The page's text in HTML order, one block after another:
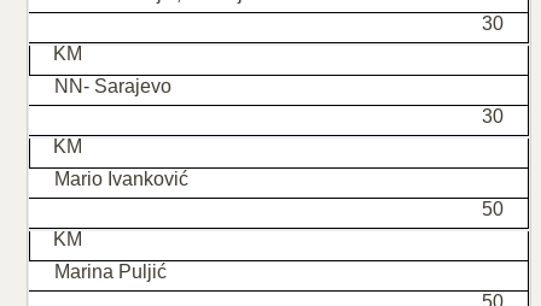
30
KM
NN- Sarajevo
30
KM
Mario Ivanković
50
KM
Marina Puljić
50